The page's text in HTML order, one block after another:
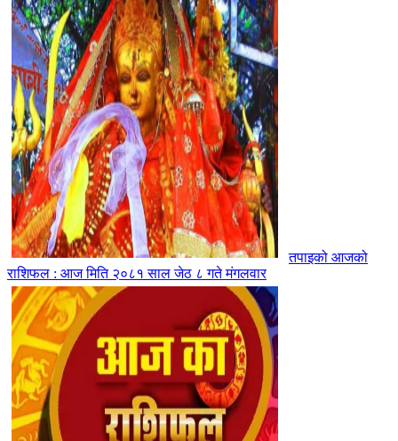
तपाइको आजको
राशिफल : आज मिति २०८१ साल जेठ ८ गते मंगलवार